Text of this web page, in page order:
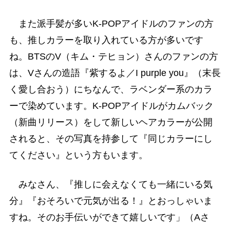
また派手髪が多いK-POPアイドルのファンの方
も、推しカラーを取り入れている方が多いです
ね。BTSのV（キム・テヒョン）さんのファンの方
は、Vさんの造語『紫するよ／I purple you』（末長
く愛し合おう）にちなんで、ラベンダー系のカラ
ーで染めています。K-POPアイドルがカムバック
（新曲リリース）をして新しいヘアカラーが公開
されると、その写真を持参して『同じカラーにし
てください』という方もいます。
みなさん、『推しに会えなくても一緒にいる気
分』『おそろいで元気が出る！』とおっしゃいま
すね。そのお手伝いができて嬉しいです」（Aさ